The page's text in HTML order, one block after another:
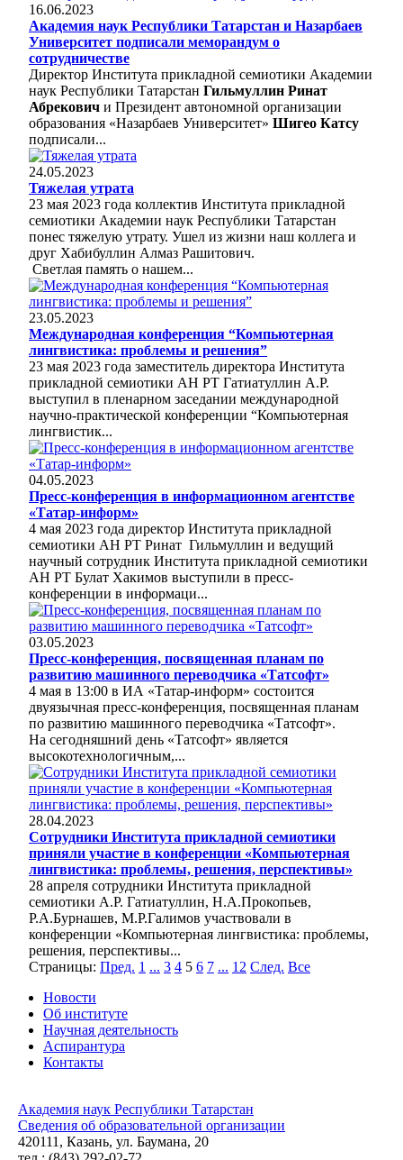
16.06.2023
Академия наук Республики Татарстан и Назарбаев
Университет подписали меморандум о
сотрудничестве
Директор Института прикладной семиотики Академии
наук Республики Татарстан Гильмуллин Ринат
Абрекович и Президент автономной организации
образования «Назарбаев Университет» Шигео Катсу
подписали...
24.05.2023
Тяжелая утрата
23 мая 2023 года коллектив Института прикладной
семиотики Академии наук Республики Татарстан
понес тяжелую утрату. Ушел из жизни наш коллега и
друг Хабибуллин Алмаз Рашитович.
Светлая память о нашем...
23.05.2023
Международная конференция “Компьютерная
лингвистика: проблемы и решения”
23 мая 2023 года заместитель директора Института
прикладной семиотики АН РТ Гатиатуллин А.Р.
выступил в пленарном заседании международной
научно-практической конференции “Компьютерная
лингвистик...
04.05.2023
Пресс-конференция в информационном агентстве
«Татар-информ»
4 мая 2023 года директор Института прикладной
семиотики АН РТ Ринат Гильмуллин и ведущий
научный сотрудник Института прикладной семиотики
АН РТ Булат Хакимов выступили в пресс-
конференции в информаци...
03.05.2023
Пресс-конференция, посвященная планам по
развитию машинного переводчика «Татсофт»
4 мая в 13:00 в ИА «Татар-информ» состоится
двуязычная пресс-конференция, посвященная планам
по развитию машинного переводчика «Татсофт».
На сегодняшний день «Татсофт» является
высокотехнологичным,...
28.04.2023
Сотрудники Института прикладной семиотики
приняли участие в конференции «Компьютерная
лингвистика: проблемы, решения, перспективы»
28 апреля сотрудники Института прикладной
семиотики А.Р. Гатиатуллин, Н.А.Прокопьев,
Р.А.Бурнашев, М.Р.Галимов участвовали в
конференции «Компьютерная лингвистика: проблемы,
решения, перспективы...
Страницы: Пред. 1 ... 3 4 5 6 7 ... 12 След. Все
Новости
Об институте
Научная деятельность
Аспирантура
Контакты
Академия наук Республики Татарстан
Сведения об образовательной организации
420111, Казань, ул. Баумана, 20